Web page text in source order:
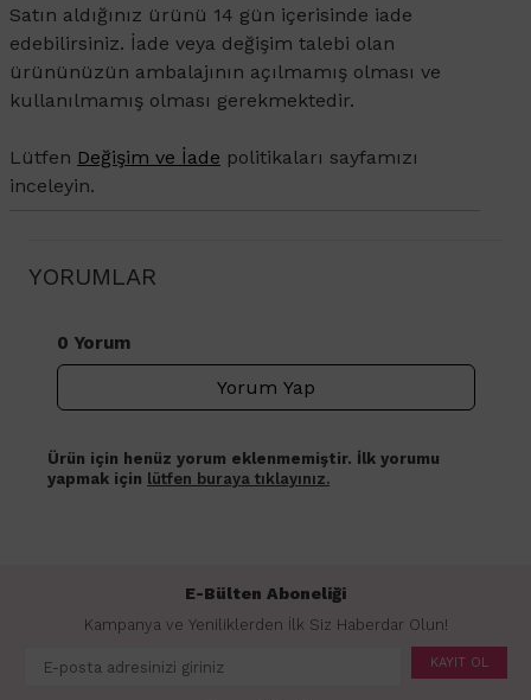
Satın aldığınız ürünü 14 gün içerisinde iade
edebilirsiniz. İade veya değişim talebi olan
ürününüzün ambalajının açılmamış olması ve
kullanılmamış olması gerekmektedir.
Lütfen Değişim ve İade politikaları sayfamızı
inceleyin.
YORUMLAR
0 Yorum
Yorum Yap
Ürün için henüz yorum eklenmemiştir. İlk yorumu
yapmak için lütfen buraya tıklayınız.
E-Bülten Aboneliği
Kampanya ve Yeniliklerden İlk Siz Haberdar Olun!
KAYIT OL